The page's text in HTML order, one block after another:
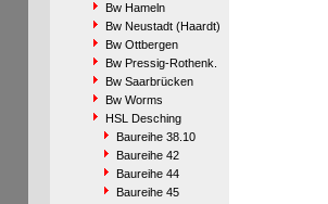
Bw Hameln
Bw Neustadt (Haardt)
Bw Ottbergen
Bw Pressig-Rothenk.
Bw Saarbrücken
Bw Worms
HSL Desching
Baureihe 38.10
Baureihe 42
Baureihe 44
Baureihe 45